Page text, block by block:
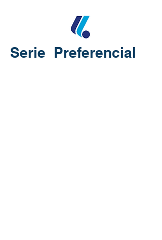
Serie Preferencial